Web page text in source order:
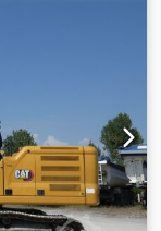
e acessórios
controlo -